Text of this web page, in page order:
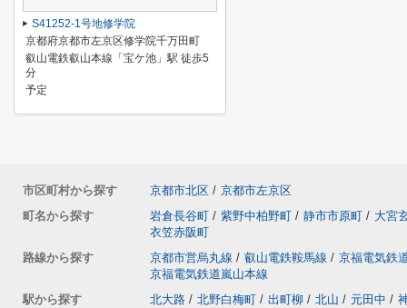
S41252-1号地修学院
京都府京都市左京区修学院千万田町
叡山電鉄叡山本線「宝ケ池」駅 徒歩5
分
予定
市区町村から探す 京都市北区 / 京都市左京区
町名から探す
岩倉長谷町 / 紫野中柏野町 / 静市市原町 / 大宮
衣笠赤阪町
路線から探す
京都市営烏丸線 / 叡山電鉄鞍馬線 / 京福電気鉄
京福電気鉄道嵐山本線
駅から探す
北大路 / 北野白梅町 / 出町柳 / 北山 / 元田中 /